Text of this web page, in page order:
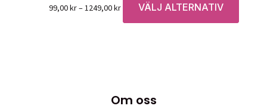
99,00kr– 1249,00krPrisintervall:
99,00 kr
VÄLJ ALTERNATIV
här
Om oss